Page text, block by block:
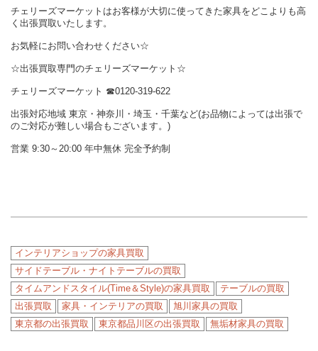
チェリーズマーケットはお客様が大切に使ってきた家具をどこよりも高
く出張買取いたします。
お気軽にお問い合わせください☆
☆出張買取専門のチェリーズマーケット☆
チェリーズマーケット ☎︎0120-319-622
出張対応地域 東京・神奈川・埼玉・千葉など(お品物によっては出張で
のご対応が難しい場合もございます。)
営業 9:30～20:00 年中無休 完全予約制
インテリアショップの家具買取
サイドテーブル・ナイトテーブルの買取
タイムアンドスタイル(Time＆Style)の家具買取
テーブルの買取
出張買取
家具・インテリアの買取
旭川家具の買取
東京都の出張買取
東京都品川区の出張買取 無垢材家具の買取